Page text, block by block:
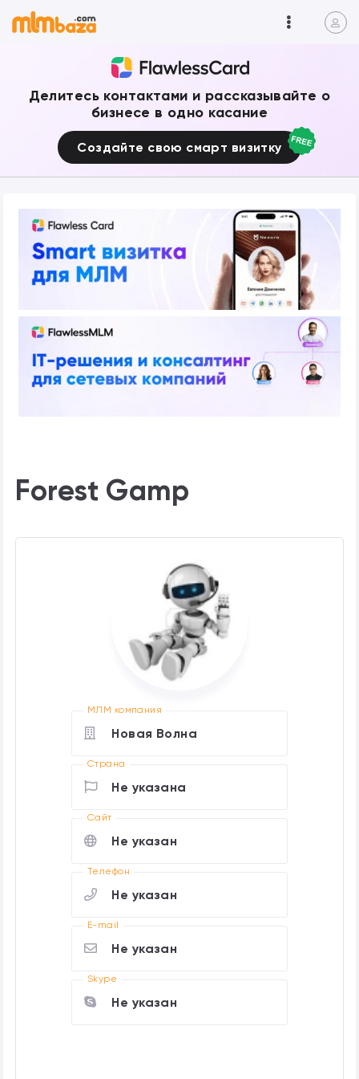
Делитесь контактами и рассказывайте о
бизнесе в одно касание
Создайте свою смарт визитку
Forest Gamp
МЛМ компания
Новая Волна
Страна
Не указана
Cайт
Не указан
Телефон
Не указан
E-mail
Не указан
Skype
Не указан